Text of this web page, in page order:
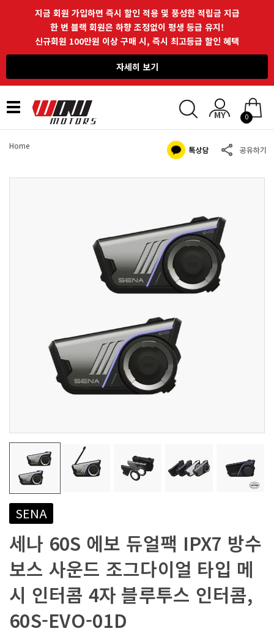
지금 회원 가입하면 즉시 할인 적용 및 풍성한 적립금 지급
한 번 블랙 회원은 하향 조정없이 평생 등급 유지!
신규회원 100만원 이상 구매 시, 즉시 최고등급 할인 혜택
자세히 보기
Toggle
navigation
0
Home
SENA
세나 60S 에보 듀얼팩 IPX7 방수
보스 사운드 조그다이얼 타입 메
시 인터콤 4자 블루투스 인터콤,
60S-EVO-01D